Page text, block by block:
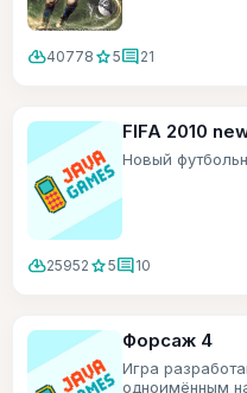
cloud_download40778 star5comment21
FIFA 2010
Новый
cloud_download25952 star5comment10
Форсаж 4
Игра
одноимённым